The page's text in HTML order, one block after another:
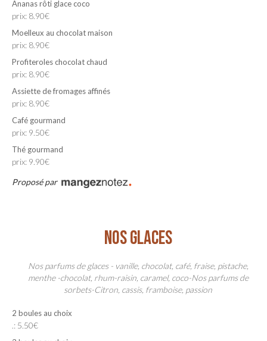
Ananas rôti glace coco
prix: 8.90€
Moelleux au chocolat maison
prix: 8.90€
Profiteroles chocolat chaud
prix: 8.90€
Assiette de fromages affinés
prix: 8.90€
Café gourmand
prix: 9.50€
Thé gourmand
prix: 9.90€
Proposé par
NOS GLACES
Nos parfums de glaces - vanille, chocolat, café, fraise, pistache,
menthe -chocolat, rhum-raisin, caramel, coco-Nos parfums de
sorbets-Citron, cassis, framboise, passion
2 boules au choix
.: 5.50€